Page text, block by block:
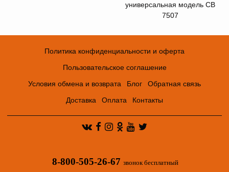
универсальная модель CB
7507
Политика конфиденциальности и оферта
Пользовательское соглашение
Условия обмена и возврата Блог Обратная связь
Доставка Оплата Контакты
8-800-505-26-67 звонок бесплатный